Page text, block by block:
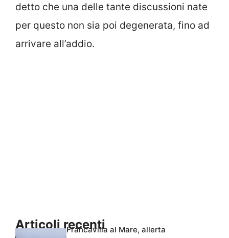
detto che una delle tante discussioni nate
per questo non sia poi degenerata, fino ad
arrivare all’addio.
Articoli recentiFrancavilla al Mare, allerta